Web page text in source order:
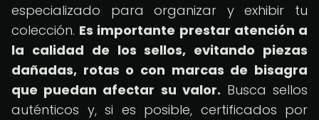
especializado para organizar y exhibir tu
colección. Es importante prestar atención a
la calidad de los sellos, evitando piezas
dañadas, rotas o con marcas de bisagra
que puedan afectar su valor. Busca sellos
auténticos y, si es posible, certificados por